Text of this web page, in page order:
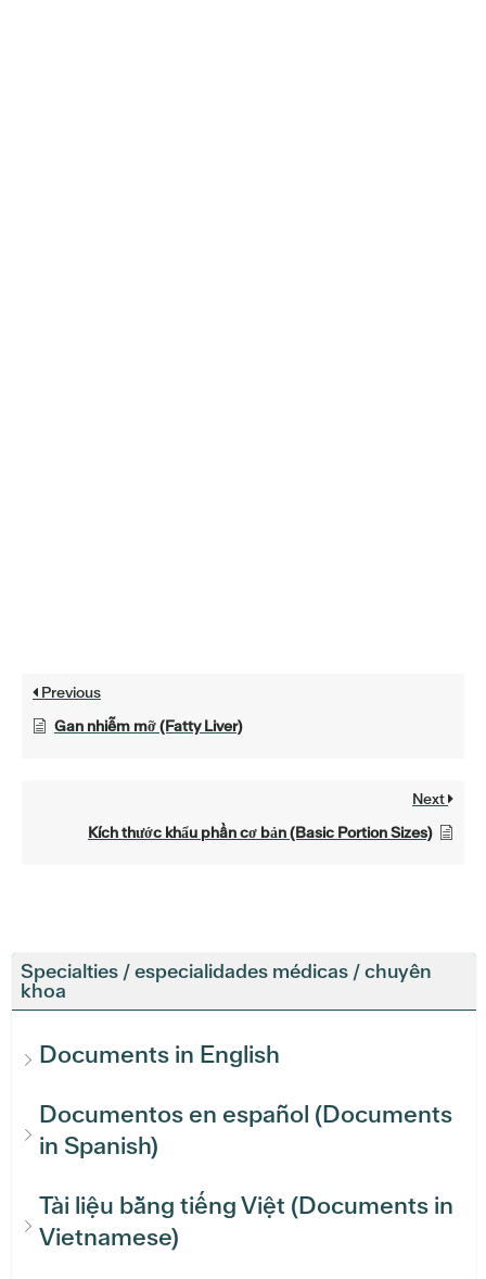
Specialties / especialidades médicas / chuyên
khoa
Documents in English
Documentos en español (Documents
in Spanish)
Tài liệu bằng tiếng Việt (Documents in
Vietnamese)
Previous
Gan nhiễm mỡ (Fatty Liver)
Next
Kích thước khẩu phần cơ bản (Basic Portion Sizes)